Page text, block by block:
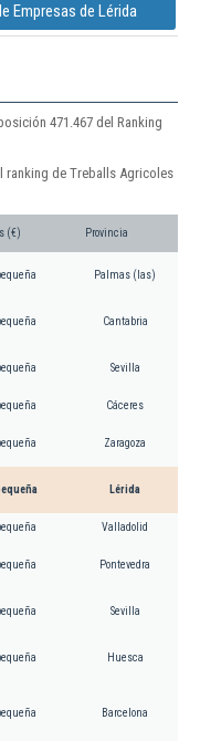
Empresas de Lérida
471.467 del Ranking
de Treballs Agricoles
(€) Provincia
Palmas (las)
Cantabria
Sevilla
Cáceres
Zaragoza
Lérida
Valladolid
Pontevedra
Sevilla
Huesca
Barcelona